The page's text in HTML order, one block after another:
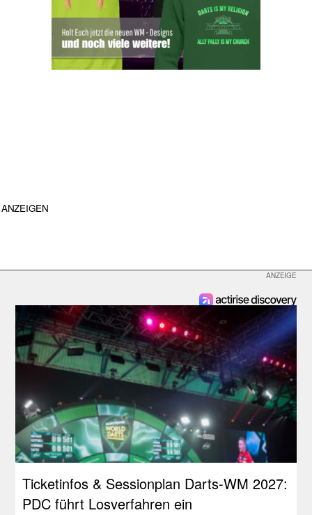
ANZEIGEN
Ticketinfos & Sessionplan Darts-WM 2027:
PDC führt Losverfahren ein